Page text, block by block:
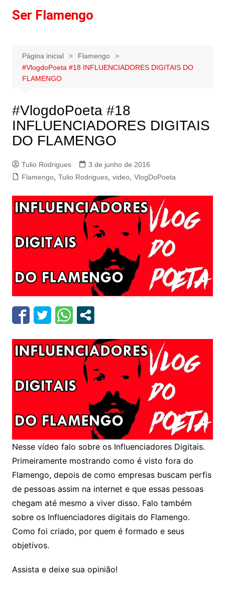
paraSer Flamengo
Página inicial
Flamengo
#VlogdoPoeta #18 INFLUENCIADORES DIGITAIS DO
FLAMENGO
#VlogdoPoeta #18
INFLUENCIADORES DIGITAIS
DO FLAMENGO
Tulio Rodrigues
3 de junho de 2016
Flamengo, Tulio Rodrigues, video, VlogDoPoeta
Nesse vídeo falo sobre os Influenciadores Digitais.
Primeiramente mostrando como é visto fora do
Flamengo, depois de como empresas buscam perfis
de pessoas assim na internet e que essas pessoas
chegam até mesmo a viver disso. Falo também
sobre os Influenciadores digitais do Flamengo.
Como foi criado, por quem é formado e seus
objetivos.
Assista e deixe sua opinião!